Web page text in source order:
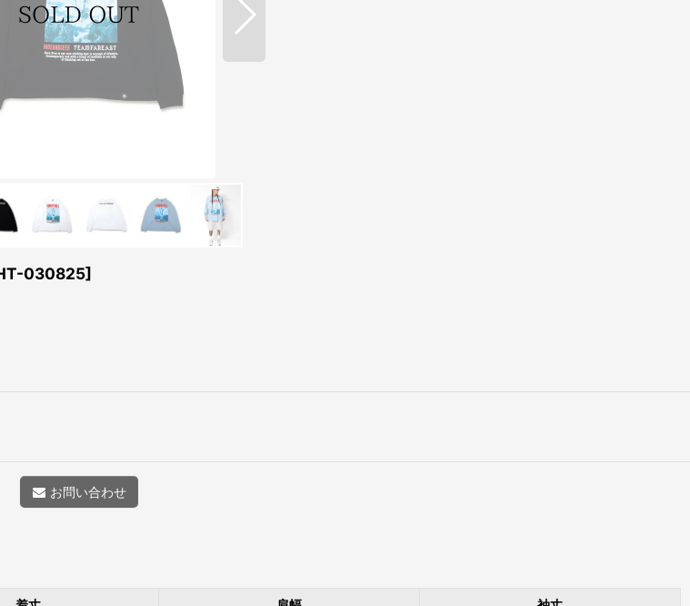
030825]
お問い合わせ